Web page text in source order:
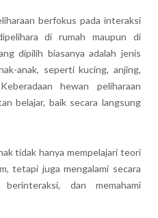
berfokus pada interaksi
di rumah maupun di
dipilih biasanya adalah jenis
anak, seperti kucing, anjing,
hewan peliharaan
belajar, baik secara langsung
tidak hanya mempelajari teori
tetapi juga mengalami secara
dan memahami